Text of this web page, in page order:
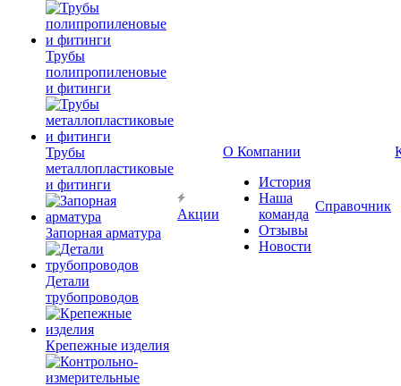
Трубы
полипропиленовые
и фитинги
Трубы
металлопластиковые
и фитинги
Запорная арматура
Детали
трубопроводов
Крепежные изделия
Акции
О Компании
История
Наша
команда
Отзывы
Новости
Справочник